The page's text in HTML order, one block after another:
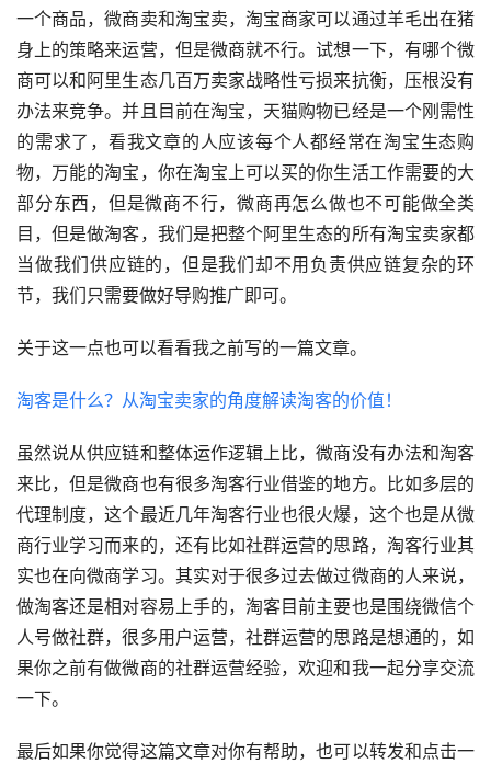
一个商品，微商卖和淘宝卖，淘宝商家可以通过羊毛出在猪
身上的策略来运营，但是微商就不行。试想一下，有哪个微
商可以和阿里生态几百万卖家战略性亏损来抗衡，压根没有
办法来竞争。并且目前在淘宝，天猫购物已经是一个刚需性
的需求了，看我文章的人应该每个人都经常在淘宝生态购
物，万能的淘宝，你在淘宝上可以买的你生活工作需要的大
部分东西，但是微商不行，微商再怎么做也不可能做全类
目，但是做淘客，我们是把整个阿里生态的所有淘宝卖家都
当做我们供应链的，但是我们却不用负责供应链复杂的环
节，我们只需要做好导购推广即可。
关于这一点也可以看看我之前写的一篇文章。
淘客是什么？从淘宝卖家的角度解读淘客的价值！
虽然说从供应链和整体运作逻辑上比，微商没有办法和淘客
来比，但是微商也有很多淘客行业借鉴的地方。比如多层的
代理制度，这个最近几年淘客行业也很火爆，这个也是从微
商行业学习而来的，还有比如社群运营的思路，淘客行业其
实也在向微商学习。其实对于很多过去做过微商的人来说，
做淘客还是相对容易上手的，淘客目前主要也是围绕微信个
人号做社群，很多用户运营，社群运营的思路是想通的，如
果你之前有做微商的社群运营经验，欢迎和我一起分享交流
一下。
最后如果你觉得这篇文章对你有帮助，也可以转发和点击一